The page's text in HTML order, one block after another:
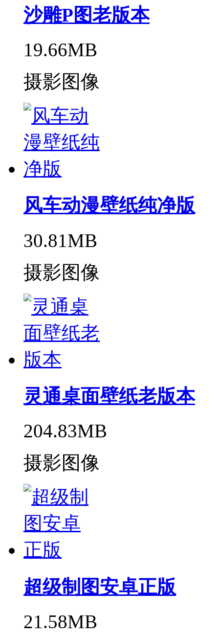
沙雕P图老版本
19.66MB
摄影图像
风车动漫壁纸纯净版
30.81MB
摄影图像
灵通桌面壁纸老版本
204.83MB
摄影图像
超级制图安卓正版
21.58MB